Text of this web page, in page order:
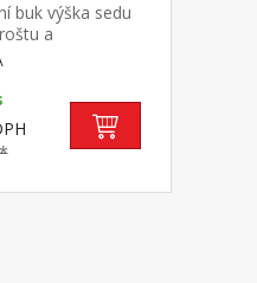
buk výška sedu
a
rozměr
cm nebo 2 kusy
R4 k dvoulůžku
prostor